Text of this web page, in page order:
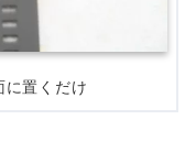
に置くだけ